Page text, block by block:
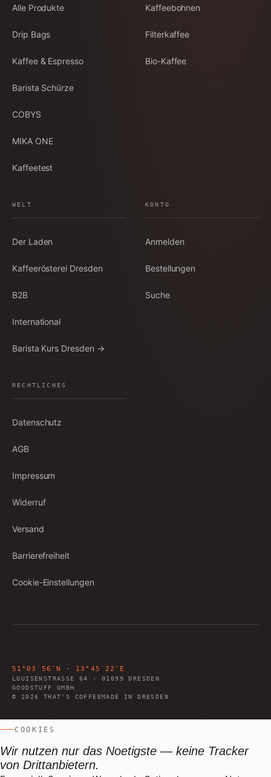
Alle Produkte
Drip Bags
Kaffee & Espresso
Barista Schürze
COBYS
MIKA ONE
Kaffeetest
Kaffeebohnen
Filterkaffee
Bio-Kaffee
WELT
Der Laden
Kaffeerösterei Dresden
B2B
International
Barista Kurs Dresden →
KONTO
Anmelden
Bestellungen
Suche
RECHTLICHES
Datenschutz
AGB
Impressum
Widerruf
Versand
Barrierefreiheit
Cookie-Einstellungen
51°03′56″N · 13°45′22″E
LOUISENSTRASSE 64 ·01099
DRESDEN
GOODSTUFF GMBH
©
2026 THAT'S COFFEEMADE IN DRESDEN
COOKIES
Wir nutzen nur das Noetigste — keine Tracker
von Drittanbietern.